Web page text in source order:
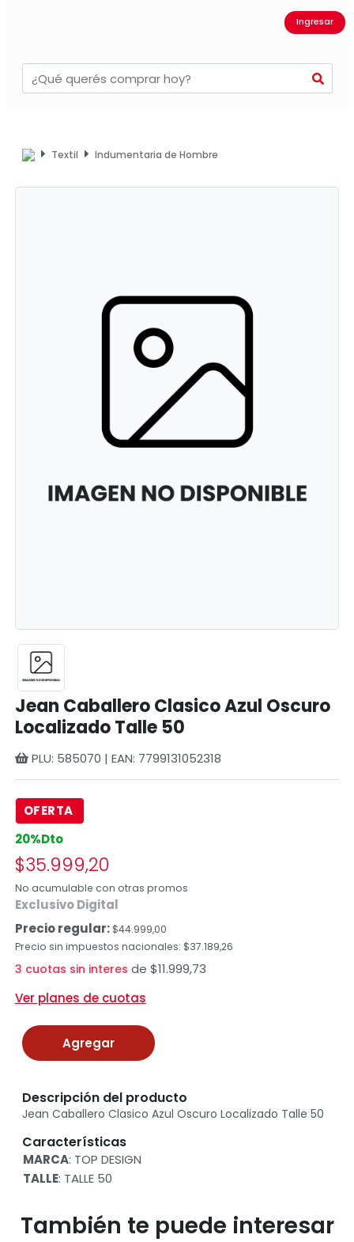
Ingresar
Textil Indumentaria de Hombre
Jean Caballero Clasico Azul Oscuro
Localizado Talle 50
PLU: 585070 | EAN: 7799131052318
OFERTA
20%Dto
$35.999,20
No acumulable con otras promos
Exclusivo Digital
Precio regular:$44.999,00
Precio sin impuestos nacionales: $37.189,26
3 cuotas sin interes de $11.999,73
Ver planes de cuotas
Agregar
Descripción del producto
Jean Caballero Clasico Azul Oscuro Localizado Talle 50
Características
MARCA: TOP DESIGN
TALLE: TALLE 50
También te puede interesar